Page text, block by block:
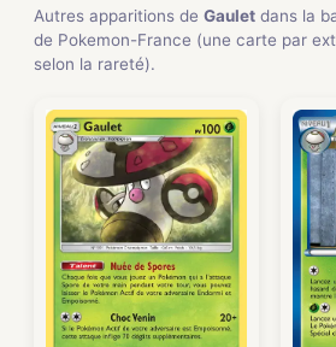
Autres apparitions de Gaulet dans la
de Pokemon-France (une carte par
selon la rareté).